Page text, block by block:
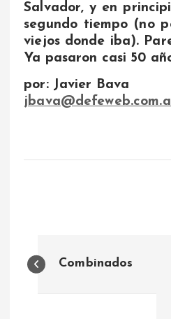
Salvador, y en
segundo tiempo (no
viejos donde iba).
Ya pasaron casi 50
por: Javier Bava
N
Combinados